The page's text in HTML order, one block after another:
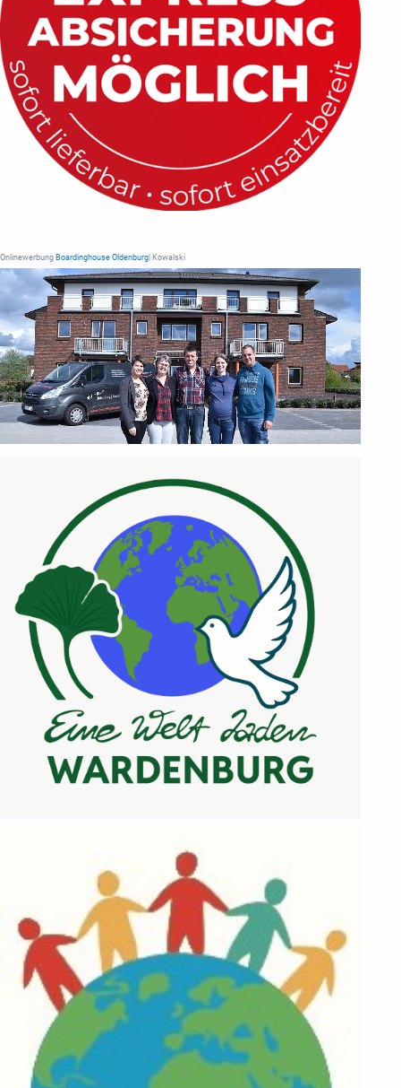
Onlinewerbung Boardinghouse Oldenburg | Kowalski